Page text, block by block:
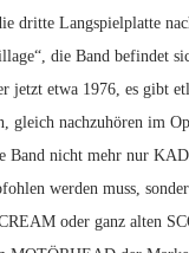
dritte Langspielplatte
die Band befindet
jetzt etwa 1976, es gibt
gleich nachzuhören im
Band nicht mehr nur
werden muss,
oder ganz alten